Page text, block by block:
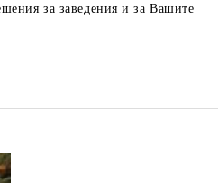
за заведения и за Вашите